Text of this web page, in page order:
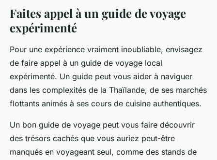
Faites appel à un guide de voyage
expérimenté
Pour une expérience vraiment inoubliable, envisagez
de faire appel à un guide de voyage local
expérimenté. Un guide peut vous aider à naviguer
dans les complexités de la Thaïlande, de ses marchés
flottants animés à ses cours de cuisine authentiques.
Un bon guide de voyage peut vous faire découvrir
des trésors cachés que vous auriez peut-être
manqués en voyageant seul, comme des stands de